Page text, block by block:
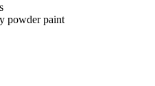
powder paint